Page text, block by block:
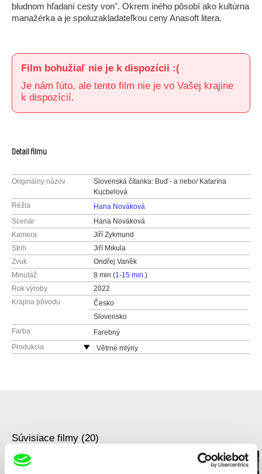
bludnom hľadaní cesty von". Okrem iného pôsobí ako kultúrna
manažérka a je spoluzakladateľkou ceny Anasoft litera.
Film bohužiaľ nie je k dispozícii :(
Je nám ľúto, ale tento film nie je vo Vašej krajine
k dispozícií.
Detail filmu
Originálny názov
Slovenská čítanka: Buď - a nebo/ Katarína
Kucbelová
Réžia
Hana Nováková
Scenár
Hana Nováková
Kamera
Jiří Zykmund
Strih
Jiří Mikula
Zvuk
Ondřej Vaněk
Minutáž
8 min (1-15 min.)
Rok výroby
2022
Krajina pôvodu
Česko
Slovensko
Farba
Farebný
Produkcia
Větrné mlýny
Súvisiace filmy (20)